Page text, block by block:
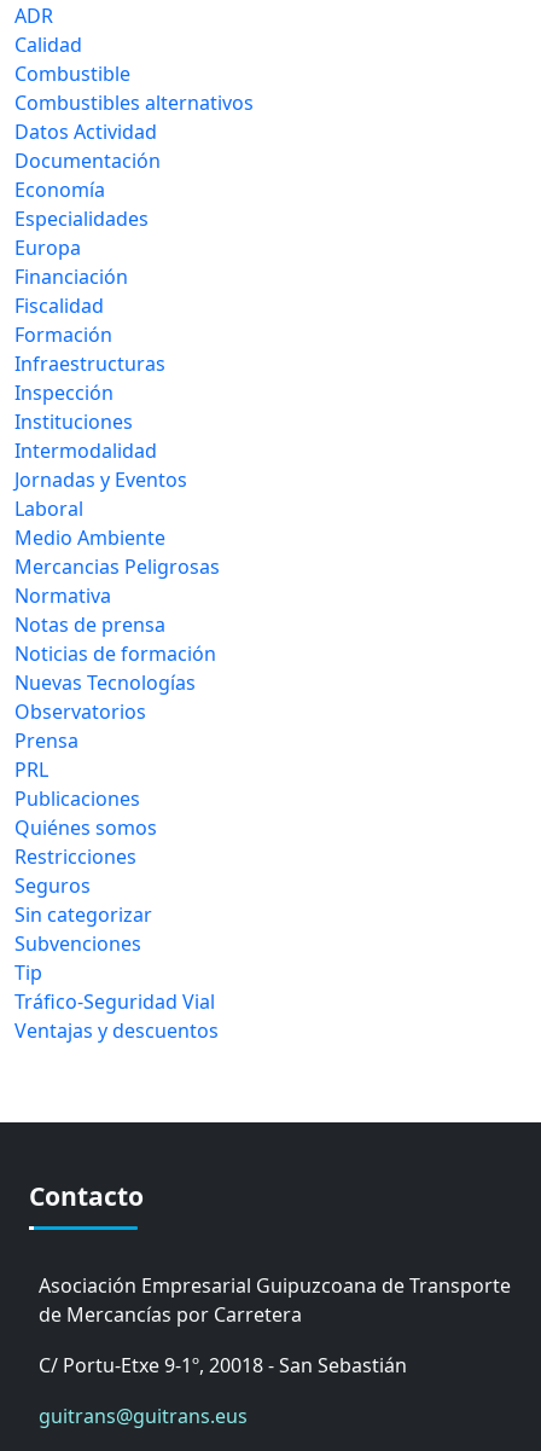
ADR
Calidad
Combustible
Combustibles alternativos
Datos Actividad
Documentación
Economía
Especialidades
Europa
Financiación
Fiscalidad
Formación
Infraestructuras
Inspección
Instituciones
Intermodalidad
Jornadas y Eventos
Laboral
Medio Ambiente
Mercancias Peligrosas
Normativa
Notas de prensa
Noticias de formación
Nuevas Tecnologías
Observatorios
Prensa
PRL
Publicaciones
Quiénes somos
Restricciones
Seguros
Sin categorizar
Subvenciones
Tip
Tráfico-Seguridad Vial
Ventajas y descuentos
Contacto
Asociación Empresarial Guipuzcoana de Transporte
de Mercancías por Carretera
C/ Portu-Etxe 9-1º, 20018 - San Sebastián
guitrans@guitrans.eus